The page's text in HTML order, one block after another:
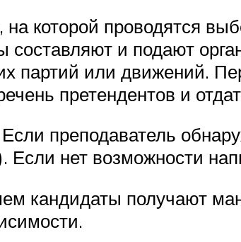
на которой проводятся
составляют и подают
партий или движений.
претендентов и
преподаватель
Если нет возможности
кандидаты получают